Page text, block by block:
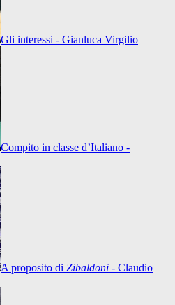
Gli interessi - Gianluca Virgilio
Compito in classe d’Italiano -
A proposito di Zibaldoni - Claudio